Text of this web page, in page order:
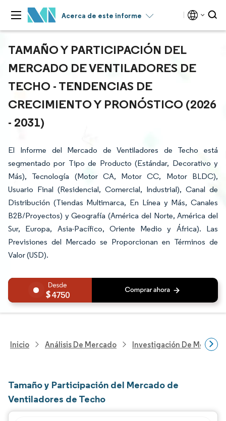
Acerca de este informe
TAMAÑO Y PARTICIPACIÓN DEL
MERCADO DE VENTILADORES DE
TECHO - TENDENCIAS DE
CRECIMIENTO Y PRONÓSTICO (2026
- 2031)
El Informe del Mercado de Ventiladores de Techo está
segmentado por Tipo de Producto (Estándar, Decorativo y
Más), Tecnología (Motor CA, Motor CC, Motor BLDC),
Usuario Final (Residencial, Comercial, Industrial), Canal de
Distribución (Tiendas Multimarca, En Línea y Más, Canales
B2B/Proyectos) y Geografía (América del Norte, América del
Sur, Europa, Asia-Pacífico, Oriente Medio y África). Las
Previsiones del Mercado se Proporcionan en Términos de
Valor (USD).
4750
Inicio Análisis De Mercado Investigación De Mejoras
Tamaño y Participación del Mercado de
Ventiladores de Techo